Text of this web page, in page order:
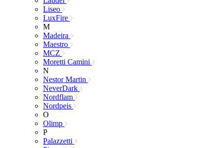
Liseo
LuxFire
M
Madeira
Maestro
MCZ
Moretti Camini
N
Nestor Martin
NeverDark
Nordflam
Nordpeis
O
Olimp
P
Palazzetti